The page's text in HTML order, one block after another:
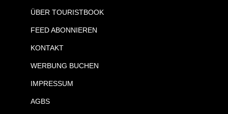
ÜBER TOURISTBOOK
FEED ABONNIEREN
KONTAKT
WERBUNG BUCHEN
IMPRESSUM
AGBS